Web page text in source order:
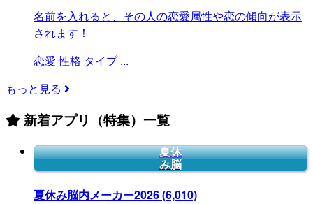
名前を入れると、その人の恋愛属性や恋の傾向が表示
されます！
恋愛 性格 タイプ ...
もっと見る
新着アプリ（特集）一覧
夏休
み脳
夏休み脳内メーカー2026(6,010)